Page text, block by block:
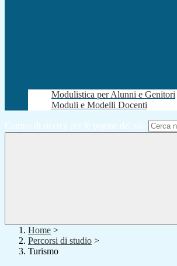
Modulistica per Alunni e Genitori
Moduli e Modelli Docenti
Campo di ricerca per le pagine del sito
Home >
Percorsi di studio >
Turismo